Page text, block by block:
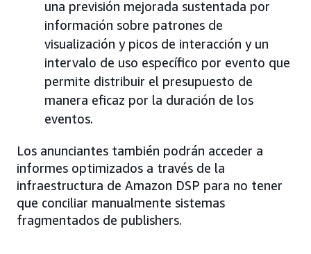
una previsión mejorada sustentada por
información sobre patrones de
visualización y picos de interacción y un
intervalo de uso específico por evento que
permite distribuir el presupuesto de
manera eficaz por la duración de los
eventos.
Los anunciantes también podrán acceder a
informes optimizados a través de la
infraestructura de Amazon DSP para no tener
que conciliar manualmente sistemas
fragmentados de publishers.